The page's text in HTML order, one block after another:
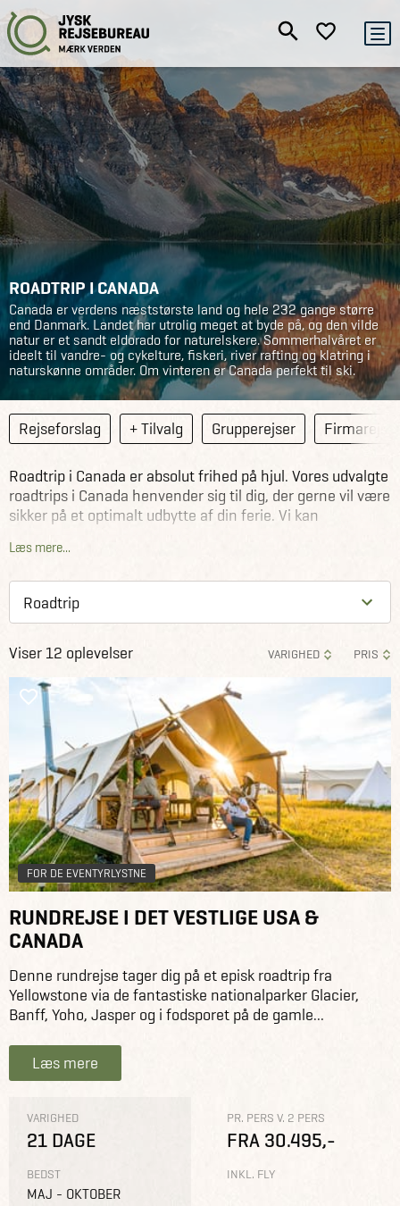
ROADTRIP I CANADA
Canada er verdens næststørste land og hele 232 gange større
end Danmark. Landet har utrolig meget at byde på, og den vilde
natur er et sandt eldorado for naturelskere. Sommerhalvåret er
ideelt til vandre- og cykelture, fiskeri, river rafting og klatring i
naturskønne områder. Om vinteren er Canada perfekt til ski.
Rejseforslag + Tilvalg Grupperejser Firmarejser
Roadtrip i Canada er absolut frihed på hjul. Vores udvalgte
roadtrips i Canada henvender sig til dig, der gerne vil være
sikker på et optimalt udbytte af din ferie. Vi kan
hotelovernatninger eller booke din camper og campsites,
oplevelserne på dit roadtrip i Canada og slappe af.
Læs mere...
VARIGHED PRIS
Viser 12 oplevelser
FOR DE EVENTYRLYSTNE
RUNDREJSE I DET VESTLIGE USA &
CANADA
Denne rundrejse tager dig på et episk roadtrip fra
Yellowstone via de fantastiske nationalparker Glacier,
Banff, Yoho, Jasper og i fodsporet på de gamle...
Læs mere
VARIGHED
21 DAGE
BEDST
MAJ - OKTOBER
PR. PERS V. 2 PERS
FRA 30.495,-
INKL. FLY